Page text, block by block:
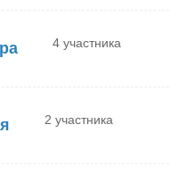
4 участника
2 участника